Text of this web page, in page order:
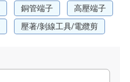
銅管端子
高壓端子
壓著/剝線工具/電纜剪